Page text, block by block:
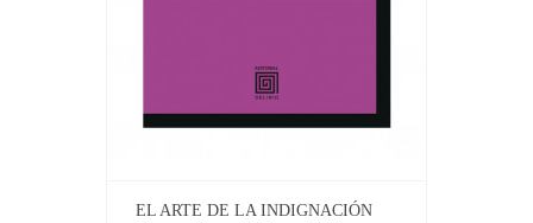
EL ARTE DE LA INDIGNACIÓN